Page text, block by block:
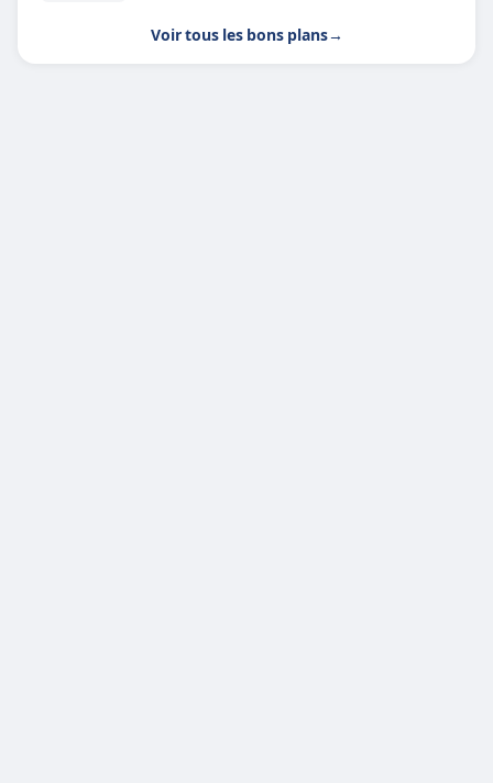
Voir tous les bons plans→